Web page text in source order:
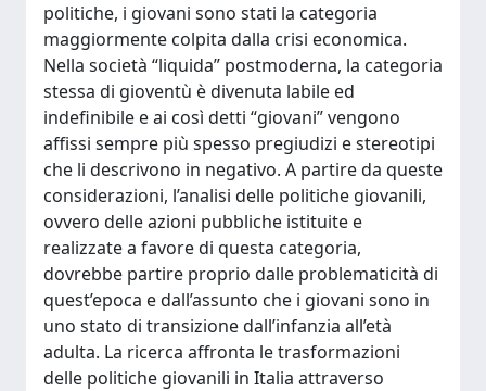
politiche, i giovani sono stati la categoria
maggiormente colpita dalla crisi economica.
Nella società “liquida” postmoderna, la categoria
stessa di gioventù è divenuta labile ed
indefinibile e ai così detti “giovani” vengono
affissi sempre più spesso pregiudizi e stereotipi
che li descrivono in negativo. A partire da queste
considerazioni, l’analisi delle politiche giovanili,
ovvero delle azioni pubbliche istituite e
realizzate a favore di questa categoria,
dovrebbe partire proprio dalle problematicità di
quest’epoca e dall’assunto che i giovani sono in
uno stato di transizione dall’infanzia all’età
adulta. La ricerca affronta le trasformazioni
delle politiche giovanili in Italia attraverso